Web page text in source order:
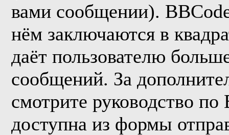
вами сообщении).
нём заключаются в
даёт пользователю
сообщений. За
смотрите руководство
доступна из формы